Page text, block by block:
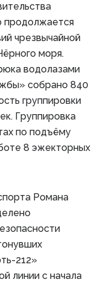
продолжается
чрезвычайной
моря.
водолазами
собрано 840
группировки
Группировка
по подъёму
8 эжекторных
Романа
212»
линии с начала